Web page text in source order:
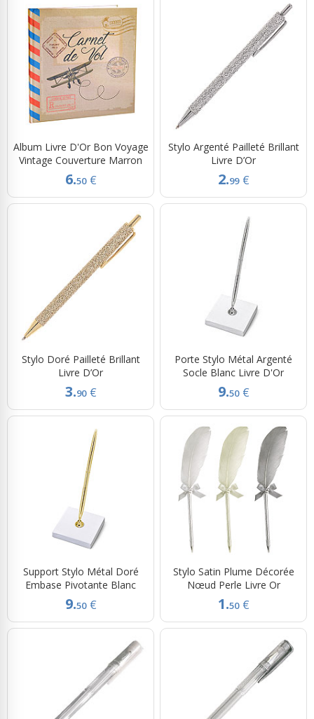
Album Livre D'Or Bon Voyage
Vintage Couverture Marron
6.50 €
Stylo Argenté Pailleté Brillant
Livre D’Or
2.99 €
Stylo Doré Pailleté Brillant
Livre D’Or
3.90 €
Porte Stylo Métal Argenté
Socle Blanc Livre D'Or
9.50 €
Support Stylo Métal Doré
Embase Pivotante Blanc
9.50 €
Stylo Satin Plume Décorée
Nœud Perle Livre Or
1.50 €